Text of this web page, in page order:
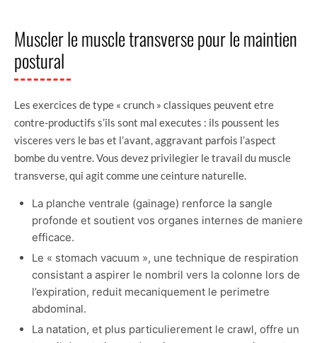
Muscler le muscle transverse pour le maintien
postural
Les exercices de type « crunch » classiques peuvent etre
contre-productifs s’ils sont mal executes : ils poussent les
visceres vers le bas et l’avant, aggravant parfois l’aspect
bombe du ventre. Vous devez privilegier le travail du muscle
transverse, qui agit comme une ceinture naturelle.
La planche ventrale (gainage) renforce la sangle
profonde et soutient vos organes internes de maniere
efficace.
Le « stomach vacuum », une technique de respiration
consistant a aspirer le nombril vers la colonne lors de
l’expiration, reduit mecaniquement le perimetre
abdominal.
La natation, et plus particulierement le crawl, offre un